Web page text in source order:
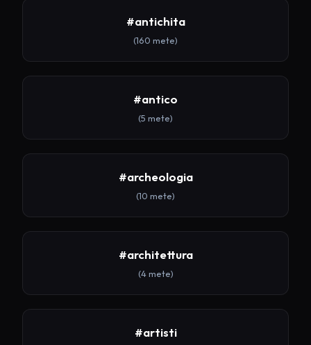
#antichita
(160 mete)
#antico
(5 mete)
#archeologia
(10 mete)
#architettura
(4 mete)
#artisti